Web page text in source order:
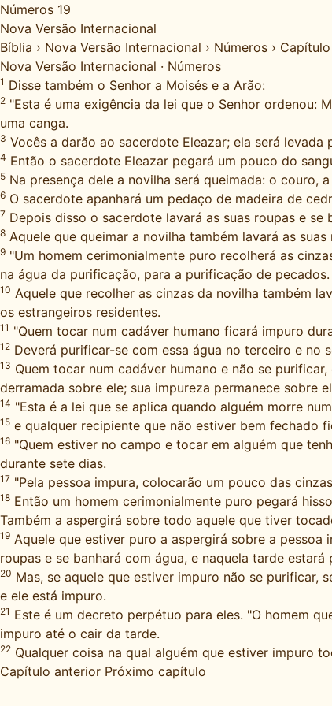
Números 19
Nova Versão Internacional
Bíblia › Nova Versão Internacional › Números › Capítulo
Nova Versão Internacional · Números
1 Disse também o Senhor a Moisés e a Arão:
2 "Esta é uma exigência da lei que o Senhor ordenou:
uma canga.
3 Vocês a darão ao sacerdote Eleazar; ela será
4 Então o sacerdote Eleazar pegará um pouco do
5 Na presença dele a novilha será queimada: o couro,
6 O sacerdote apanhará um pedaço de madeira de
7 Depois disso o sacerdote lavará as suas roupas e
8 Aquele que queimar a novilha também lavará as
9 "Um homem cerimonialmente puro recolherá as
na água da purificação, para a purificação de pecados.
10 Aquele que recolher as cinzas da novilha também
os estrangeiros residentes.
11 "Quem tocar num cadáver humano ficará impuro
12 Deverá purificar-se com essa água no terceiro e no
13 Quem tocar num cadáver humano e não se
derramada sobre ele; sua impureza permanece sobre
14 "Esta é a lei que se aplica quando alguém morre
15 e qualquer recipiente que não estiver bem fechado
16 "Quem estiver no campo e tocar em alguém que
durante sete dias.
17 "Pela pessoa impura, colocarão um pouco das
18 Então um homem cerimonialmente puro pegará
Também a aspergirá sobre todo aquele que tiver
19 Aquele que estiver puro a aspergirá sobre a
roupas e se banhará com água, e naquela tarde estará
20 Mas, se aquele que estiver impuro não se purificar,
e ele está impuro.
21 Este é um decreto perpétuo para eles. "O homem
impuro até o cair da tarde.
22 Qualquer coisa na qual alguém que estiver impuro
Capítulo anterior Próximo capítulo